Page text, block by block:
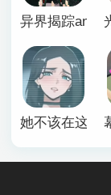
异界揭踪
她不该在这里